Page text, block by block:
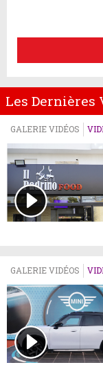
Les Dernières
GALERIE VIDÉOS
GALERIE VIDÉOS